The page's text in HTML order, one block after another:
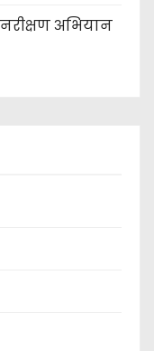
अभियान